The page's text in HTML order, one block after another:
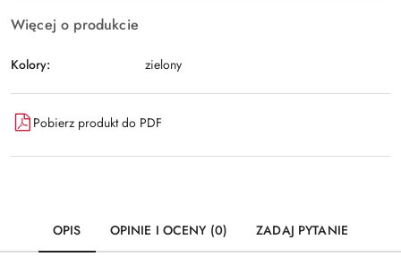
Więcej o produkcie
Kolory: zielony
Pobierz produkt do PDF
OPIS OPINIE I OCENY (0) ZADAJ PYTANIE